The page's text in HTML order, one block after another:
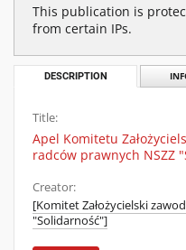
This publication is
from certain IPs.
DESCRIPTION
Title:
Apel Komitetu
radców prawnych NSZZ
Creator:
[Komitet Założycielski
"Solidarność"]